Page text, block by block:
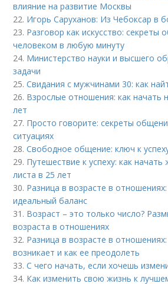
влияние на развитие Москвы
22. Игорь Саруханов: Из Чебоксар в
23. Разговор как искусство:
человеком в любую минуту
24. Министерство науки и высшего
задачи
25.Свидания с мужчинами 30: как
26. Взрослые отношения: как начать
лет
27. Просто говорите: секреты
ситуациях
28.Свободное общение: ключ к
29. Путешествие к успеху: как начать
листа в 25 лет
30. Разница в возрасте в
идеальный баланс
31. Возраст – это только число?
возраста в отношениях
32. Разница в возрасте в
возникает и как ее преодолеть
33.С чего начать, если хочешь
34. Как изменить свою жизнь к